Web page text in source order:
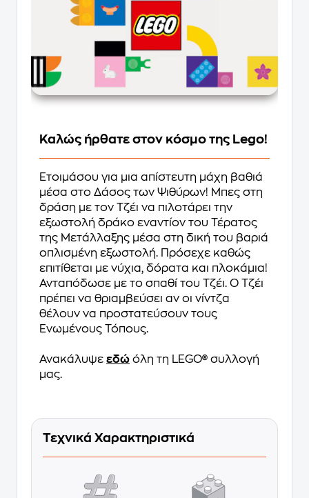
Καλώς ήρθατε στον κόσμο της Lego!
Ετοιμάσου για μια απίστευτη μάχη βαθιά
μέσα στο Δάσος των Ψιθύρων! Μπες στη
δράση με τον Τζέι να πιλοτάρει την
εξωστολή δράκο εναντίον του Τέρατος
της Μετάλλαξης μέσα στη δική του βαριά
οπλισμένη εξωστολή. Πρόσεχε καθώς
επιτίθεται με νύχια, δόρατα και πλοκάμια!
Ανταπόδωσε με το σπαθί του Τζέι. Ο Τζέι
πρέπει να θριαμβεύσει αν οι νίντζα
θέλουν να προστατεύσουν τους
Ενωμένους Τόπους.
Ανακάλυψε εδώ όλη τη LEGO® συλλογή
μας.
Τεχνικά Χαρακτηριστικά